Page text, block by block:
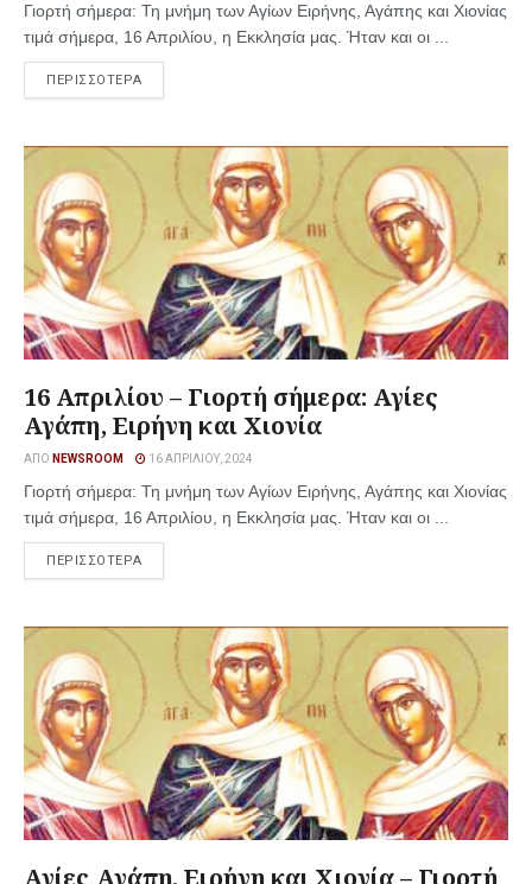
Γιορτή σήμερα: Τη μνήμη των Αγίων Ειρήνης, Αγάπης και Χιονίας
τιμά σήμερα, 16 Απριλίου, η Εκκλησία μας. Ήταν και οι ...
ΠΕΡΙΣΣΟΤΕΡΑ
16 Απριλίου – Γιορτή σήμερα: Αγίες
Αγάπη, Ειρήνη και Χιονία
ΑΠΌ NEWSROOM 16 ΑΠΡΙΛΊΟΥ, 2024
Γιορτή σήμερα: Τη μνήμη των Αγίων Ειρήνης, Αγάπης και Χιονίας
τιμά σήμερα, 16 Απριλίου, η Εκκλησία μας. Ήταν και οι ...
ΠΕΡΙΣΣΟΤΕΡΑ
Αγίες Αγάπη, Ειρήνη και Χιονία – Γιορτή